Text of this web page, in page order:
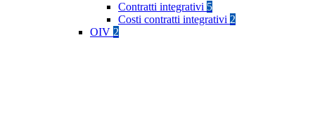
Contratti integrativi 5
Costi contratti integrativi 2
OIV 2